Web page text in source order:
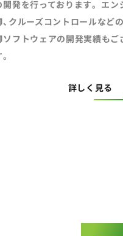
開発を行っております。 エン
、クルーズコントロールなど
ソフトウェアの開発実績もご
詳しく見る